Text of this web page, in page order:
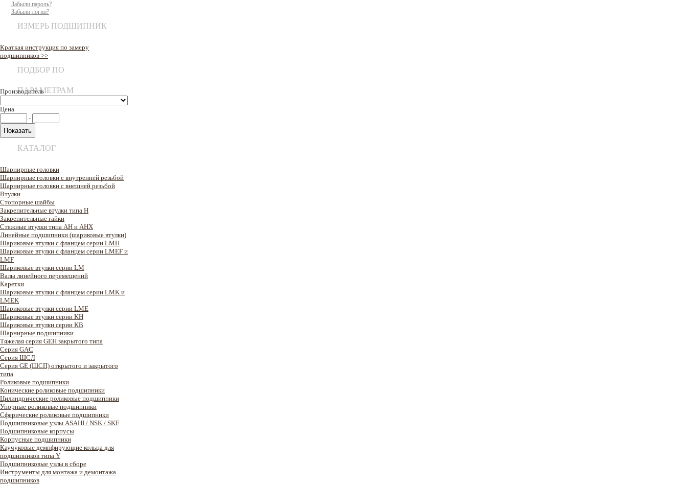
Забыли пароль?
Забыли логин?
ИЗМЕРЬ ПОДШИПНИК
Краткая инструкция по замеру
подшипников >>
ПОДБОР ПО
ПАРАМЕТРАМ
Производитель
Цена
-
КАТАЛОГ
Шарнирные головки
Шарнирные головки с внутренней резьбой
Шарнирные головки с внешней резьбой
Втулки
Стопорные шайбы
Закрепительные втулки типа H
Закрепительные гайки
Стяжные втулки типа AH и AHX
Линейные подшипники (шариковые втулки)
Шариковые втулки с фланцем серии LMH
Шариковые втулки с фланцем серии LMEF и
LMF
Шариковые втулки серии LM
Валы линейного перемещений
Каретки
Шариковые втулки с фланцем серии LMK и
LMEK
Шариковые втулки серии LME
Шариковые втулки серии KH
Шариковые втулки серии KB
Шарнирные подшипники
Тяжелая серия GEH закрытого типа
Серия GAC
Cерия ШСЛ
Серия GE (ШСП) открытого и закрытого
типа
Роликовые подшипники
Конические роликовые подшипники
Цилиндрические роликовые подшипники
Упорные роликовые подшипники
Сферические роликовые подшипники
Подшипниковые узлы ASAHI / NSK / SKF
Подшипниковые корпусы
Корпусные подшипники
Каучуковые демпфирующие кольца для
подшипников типа Y
Подшипниковые узлы в сборе
Инструменты для монтажа и демонтажа
подшипников